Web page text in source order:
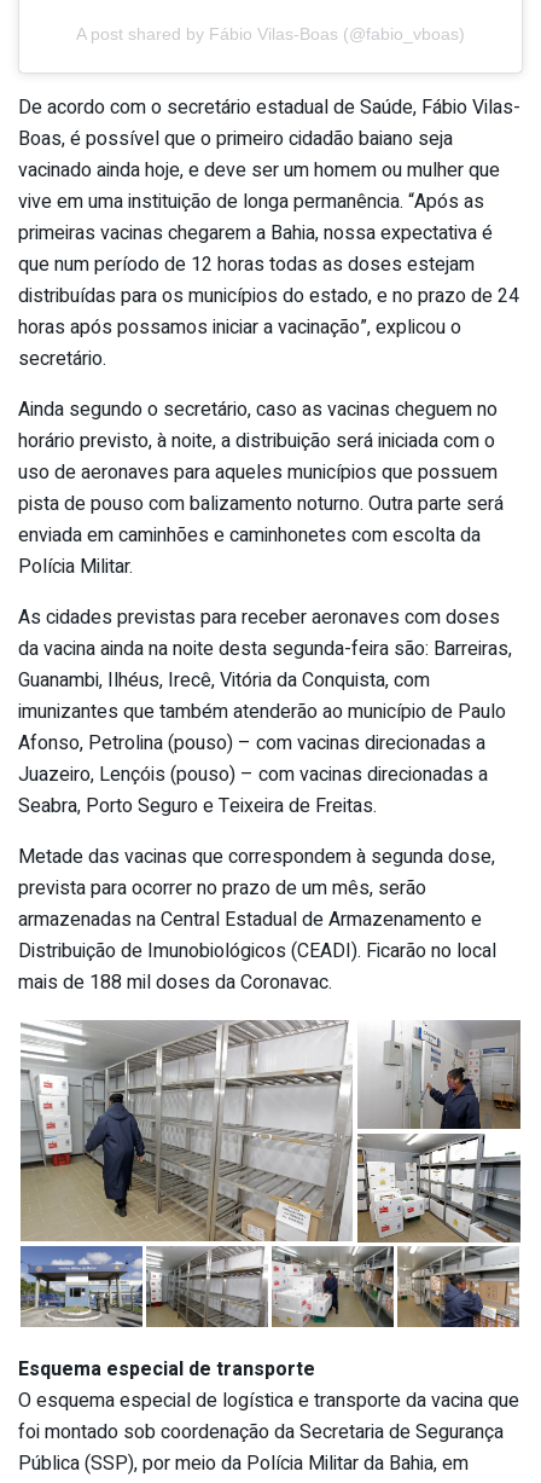
A post shared by Fábio Vilas-Boas (@fabio_vboas)
De acordo com o secretário estadual de Saúde, Fábio Vilas-
Boas, é possível que o primeiro cidadão baiano seja
vacinado ainda hoje, e deve ser um homem ou mulher que
vive em uma instituição de longa permanência. “Após as
primeiras vacinas chegarem a Bahia, nossa expectativa é
que num período de 12 horas todas as doses estejam
distribuídas para os municípios do estado, e no prazo de 24
horas após possamos iniciar a vacinação”, explicou o
secretário.
Ainda segundo o secretário, caso as vacinas cheguem no
horário previsto, à noite, a distribuição será iniciada com o
uso de aeronaves para aqueles municípios que possuem
pista de pouso com balizamento noturno. Outra parte será
enviada em caminhões e caminhonetes com escolta da
Polícia Militar.
As cidades previstas para receber aeronaves com doses
da vacina ainda na noite desta segunda-feira são: Barreiras,
Guanambi, Ilhéus, Irecê, Vitória da Conquista, com
imunizantes que também atenderão ao município de Paulo
Afonso, Petrolina (pouso) – com vacinas direcionadas a
Juazeiro, Lençóis (pouso) – com vacinas direcionadas a
Seabra, Porto Seguro e Teixeira de Freitas.
Metade das vacinas que correspondem à segunda dose,
prevista para ocorrer no prazo de um mês, serão
armazenadas na Central Estadual de Armazenamento e
Distribuição de Imunobiológicos (CEADI). Ficarão no local
mais de 188 mil doses da Coronavac.
Esquema especial de transporte
O esquema especial de logística e transporte da vacina que
foi montado sob coordenação da Secretaria de Segurança
Pública (SSP), por meio da Polícia Militar da Bahia, em